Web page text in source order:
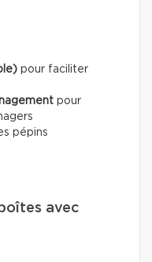
pour faciliter
pour
pépins
avec